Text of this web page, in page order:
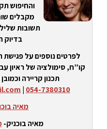
והחיפוש
מקבלים
תשובות
בדיוק
לפרטים נוספים על פגישת
קו”ח, סימולציה של ראיון
תכנון קריירה
054-7380310
|
מאיה
מאיה בוכניק-